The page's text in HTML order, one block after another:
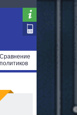
Сравнение
политиков